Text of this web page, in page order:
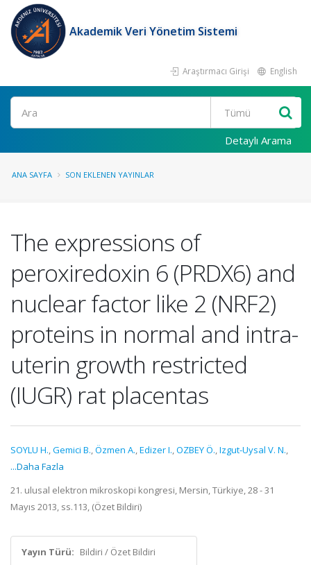
Akademik Veri Yönetim Sistemi
Araştırmacı Girişi English
Ara
Detaylı Arama
ANA SAYFA SON EKLENEN YAYINLAR
The expressions of
peroxiredoxin 6 (PRDX6) and
nuclear factor like 2 (NRF2)
proteins in normal and intra-
uterin growth restricted
(IUGR) rat placentas
SOYLU H.,Gemici B.,Özmen A.,Edizer I.,OZBEY Ö.,Izgut-Uysal V. N.,
...Daha Fazla
21. ulusal elektron mikroskopi kongresi, Mersin, Türkiye, 28 - 31
Mayıs 2013, ss.113, (Özet Bildiri)
Yayın Türü: Bildiri / Özet Bildiri